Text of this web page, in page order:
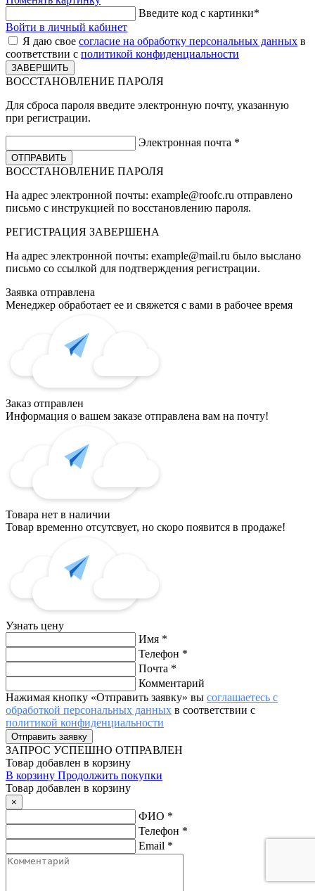
Введите код с картинки*
Войти в личный кабинет
Я даю свое согласие на обработку персональных данных в
соответствии с политикой конфиденциальности
ВОССТАНОВЛЕНИЕ ПАРОЛЯ
Для сброса пароля введите электронную почту, указанную
при регистрации.
Электронная почта *
ВОССТАНОВЛЕНИЕ ПАРОЛЯ
На адрес электронной почты: example@roofc.ru отправлено
письмо с инструкцией по восстановлению пароля.
РЕГИСТРАЦИЯ ЗАВЕРШЕНА
На адрес электронной почты: example@mail.ru было выслано
письмо со ссылкой для подтверждения регистрации.
Заявка отправлена
Менеджер обработает ее и свяжется с вами в рабочее время
Заказ отправлен
Информация о вашем заказе отправлена вам на почту!
Товара нет в наличии
Товар временно отсутсвует, но скоро появится в продаже!
Узнать цену
Имя *
Телефон *
Почта *
Комментарий
Нажимая кнопку «Отправить заявку» вы соглашаетесь с
обработкой персональных данных в соответствии с
политикой конфиденциальности
ЗАПРОС УСПЕШНО ОТПРАВЛЕН
Товар добавлен в корзину
В корзину Продолжить покупки
Товар добавлен в корзину
×
ФИО *
Телефон *
Email *